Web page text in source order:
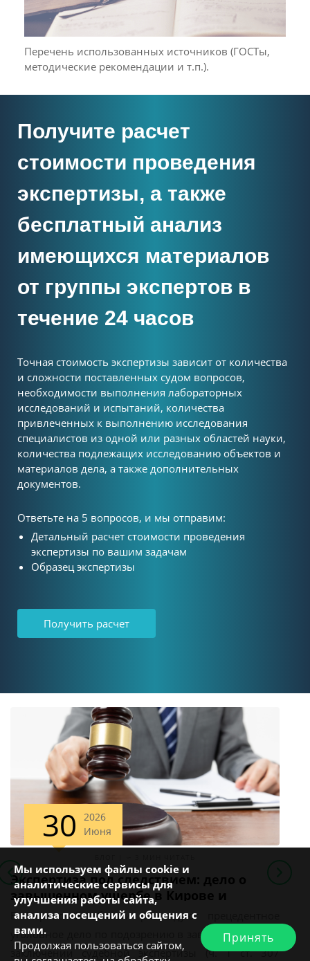
Перечень использованных источников (ГОСТы,
методические рекомендации и т.п.).
Получите расчет
стоимости проведения
экспертизы, а также
бесплатный анализ
имеющихся материалов
от группы экспертов в
течение 24 часов
Точная стоимость экспертизы зависит от количества
и сложности поставленных судом вопросов,
необходимости выполнения лабораторных
исследований и испытаний, количества
привлеченных к выполнению исследования
специалистов из одной или разных областей науки,
количества подлежащих исследованию объектов и
материалов дела, а также дополнительных
документов.
Ответьте на 5 вопросов, и мы отправим:
Детальный расчет стоимости проведения
экспертизы по вашим задачам
Образец экспертизы
Получить расчет
30
2026
Июня
Экспертиза под следствием: дело о
завышенном ущербе в Кирове и
системные риски для бизнеса
В Кировской области расследуют прецедентное
уголовное дело по подозрению в заведомо ложном
заключении судебной экспертизы (ч. 1 ст. 307
Мы используем файлы cookie и
аналитические сервисы для
улучшения работы сайта,
анализа посещений и общения с
вами.
Продолжая пользоваться сайтом,
Принять